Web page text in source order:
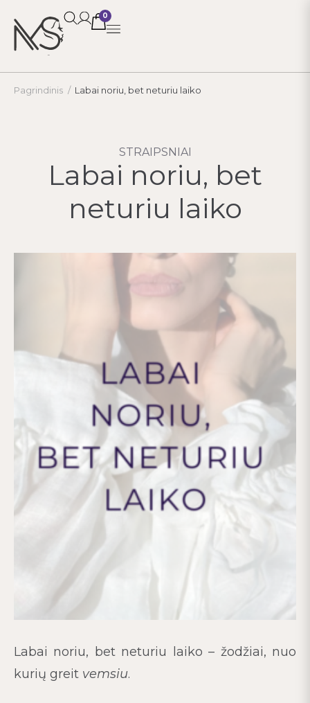
0
Pagrindinis / Labai noriu, bet neturiu laiko
STRAIPSNIAI
Labai noriu, bet
neturiu laiko
Labai noriu, bet neturiu laiko – žodžiai, nuo
kurių greit vemsiu.